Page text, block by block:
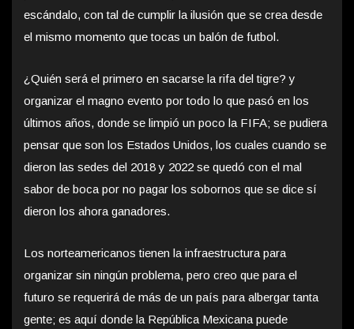
escándalo, con tal de cumplir la ilusión que se crea desde
el mismo momento que tocas un balón de futbol.
¿Quién será el primero en sacarse la rifa del tigre? y
organizar el magno evento por todo lo que pasó en los
últimos años, donde se limpió un poco la FIFA; se pudiera
pensar que son los Estados Unidos, los cuales cuando se
dieron las sedes del 2018 y 2022 se quedó con el mal
sabor de boca por no pagar los sobornos que se dice sí
dieron los ahora ganadores.
Los norteamericanos tienen la infraestructura para
organizar sin ningún problema, pero creo que para el
futuro se requerirá de más de un país para albergar tanta
gente; es aquí donde la República Mexicana puede